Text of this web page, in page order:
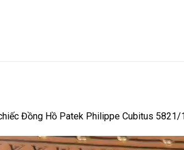
Đồng Hồ Patek Philippe Cubitus 5821/